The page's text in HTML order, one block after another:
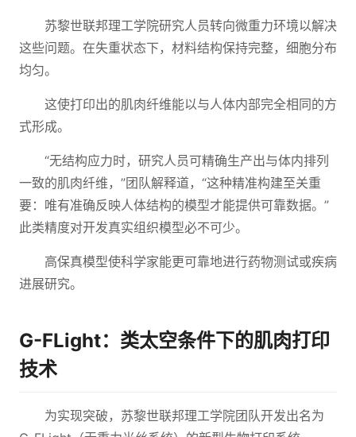
苏黎世联邦理工学院研究人员转向微重力环境以解决
这些问题。在失重状态下，材料结构保持完整，细胞分布
均匀。
这使打印出的肌肉纤维能以与人体内部完全相同的方
式形成。
“无结构应力时，研究人员可精确生产出与体内排列
一致的肌肉纤维，”团队解释道，“这种精准构建至关重
要：唯有准确反映人体结构的模型才能提供可靠数据。”
此类精度对开发真实组织模型必不可少。
高保真模型使科学家能更可靠地进行药物测试或疾病
进展研究。
G-FLight：类太空条件下的肌肉打印
技术
为实现突破，苏黎世联邦理工学院团队开发出名为